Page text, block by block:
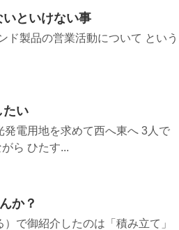
といけない事
ド製品の営業活動について という
たい
電用地を求めて西へ東へ 3人で
ら ひたす...
か？
で御紹介したのは「積み立て」